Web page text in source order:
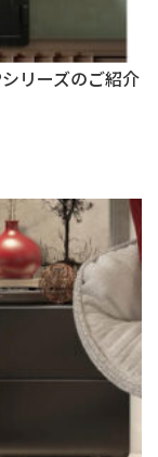
リーズのご紹介